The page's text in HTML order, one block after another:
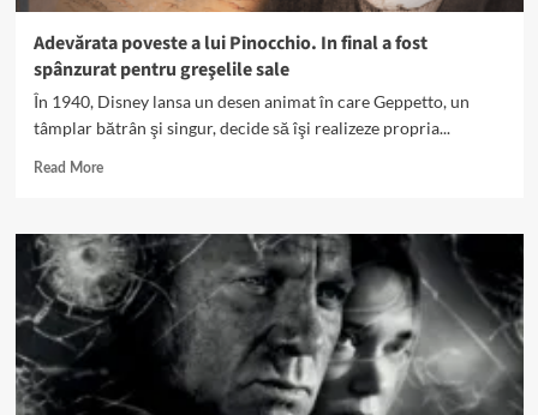
Adevărata poveste a lui Pinocchio. In final a fost
spânzurat pentru greşelile sale
În 1940, Disney lansa un desen animat în care Geppetto, un
tâmplar bătrân şi singur, decide să îşi realizeze propria...
Read MoreRead
Adevărata
poveste
a
lui
Pinocchio.
final